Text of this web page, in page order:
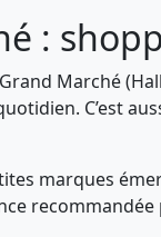
:
Marché
C’est
marques